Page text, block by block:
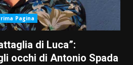
Pagina
di Luca”:
occhi di Antonio Spada